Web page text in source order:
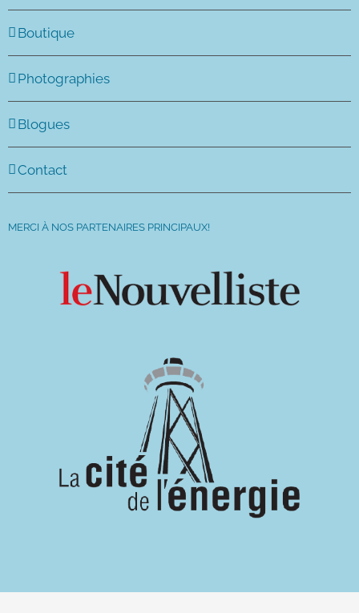
Boutique
Photographies
Blogues
Contact
MERCI À NOS PARTENAIRES PRINCIPAUX!